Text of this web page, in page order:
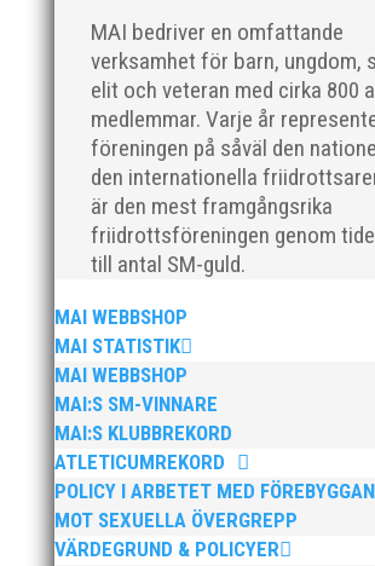
MAI bedriver en omfattande
verksamhet för barn, ungdom,
elit och veteran med cirka 800
medlemmar. Varje år
föreningen på såväl den
den internationella
är den mest framgångsrika
friidrottsföreningen genom
till antal SM-guld.
MAI WEBBSHOP
MAI STATISTIK
MAI WEBBSHOP
MAI:S SM-VINNARE
MAI:S KLUBBREKORD
ATLETICUMREKORD
POLICY I ARBETET MED
MOT SEXUELLA ÖVERGREPP
VÄRDEGRUND & POLICYER
klubbchef på IF Kville i Göteborg är vi
att han kommer...
Den 24-25 februari var det SM för
P17/F17) i Örebro. MAI hade många
tog med sig 1 guld, 1 silver och 3 brons
Malmö. Utöver det många finalplatser
Ny friidrottsförälder? Se hit! Svenska
Friidrottsförbundets digitala